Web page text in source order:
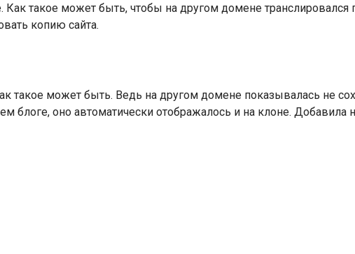
такое может быть, чтобы на другом домене
копию сайта.
такое может быть. Ведь на другом домене показывалась не
блоге, оно автоматически отображалось и на клоне.